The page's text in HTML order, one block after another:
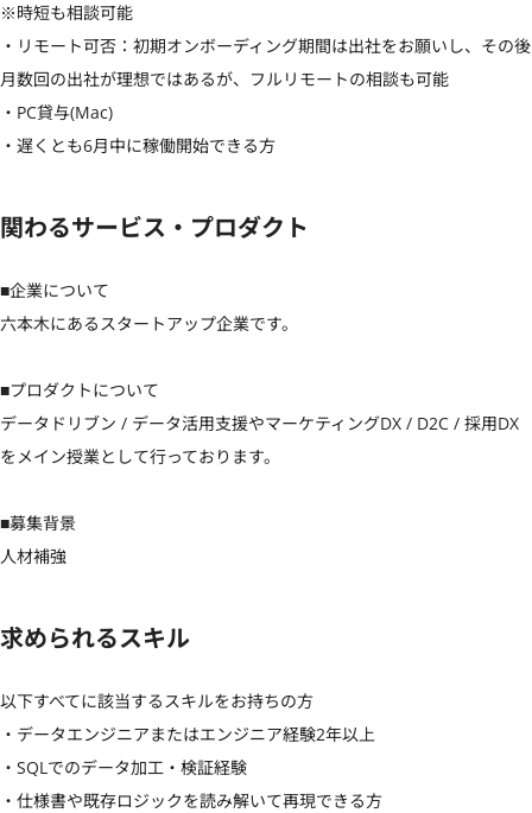
※時短も相談可能
・リモート可否：初期オンボーディング期間は出社をお願いし、その後
月数回の出社が理想ではあるが、フルリモートの相談も可能
・PC貸与(Mac)
・遅くとも6月中に稼働開始できる方
関わるサービス・プロダクト
■企業について
六本木にあるスタートアップ企業です。
■プロダクトについて
データドリブン / データ活用支援やマーケティングDX / D2C / 採用DX
をメイン授業として行っております。
■募集背景
人材補強
求められるスキル
以下すべてに該当するスキルをお持ちの方
・データエンジニアまたはエンジニア経験2年以上
・SQLでのデータ加工・検証経験
・仕様書や既存ロジックを読み解いて再現できる方